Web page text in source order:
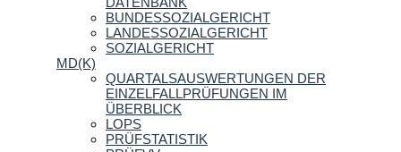
BUNDESSOZIALGERICHT
LANDESSOZIALGERICHT
SOZIALGERICHT
MD(K)
QUARTALSAUSWERTUNGEN DER
EINZELFALLPRÜFUNGEN IM
ÜBERBLICK
LOPS
PRÜFSTATISTIK